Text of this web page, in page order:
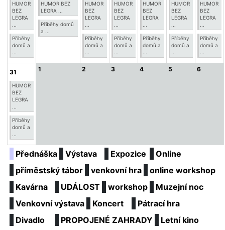
HUMOR
BEZ
LEGRA
Příběhy
domů a
HUMOR BEZ
LEGRA ...
Příběhy domů
a ...
HUMOR
BEZ
LEGRA
Příběhy
domů a
HUMOR
BEZ
LEGRA
Příběhy
domů a
HUMOR
BEZ
LEGRA
Příběhy
domů a
HUMOR
BEZ
LEGRA
Příběhy
domů a
HUMOR
BEZ
LEGRA
Příběhy
domů a
31
HUMOR
BEZ
LEGRA
Příběhy
domů a
1 2 3 4 5 6
Přednáška Výstava Expozice
Online
příměstský tábor
venkovní hra
online workshop
Kavárna
UDÁLOST workshop
Muzejní noc
Venkovní výstava
Koncert
Pátrací hra
Divadlo
PROPOJENÉ ZAHRADY
Letní kino